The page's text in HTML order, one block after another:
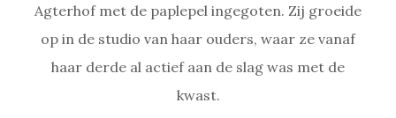
Agterhof met de paplepel ingegoten. Zij groeide
op in de studio van haar ouders, waar ze vanaf
haar derde al actief aan de slag was met de
kwast.